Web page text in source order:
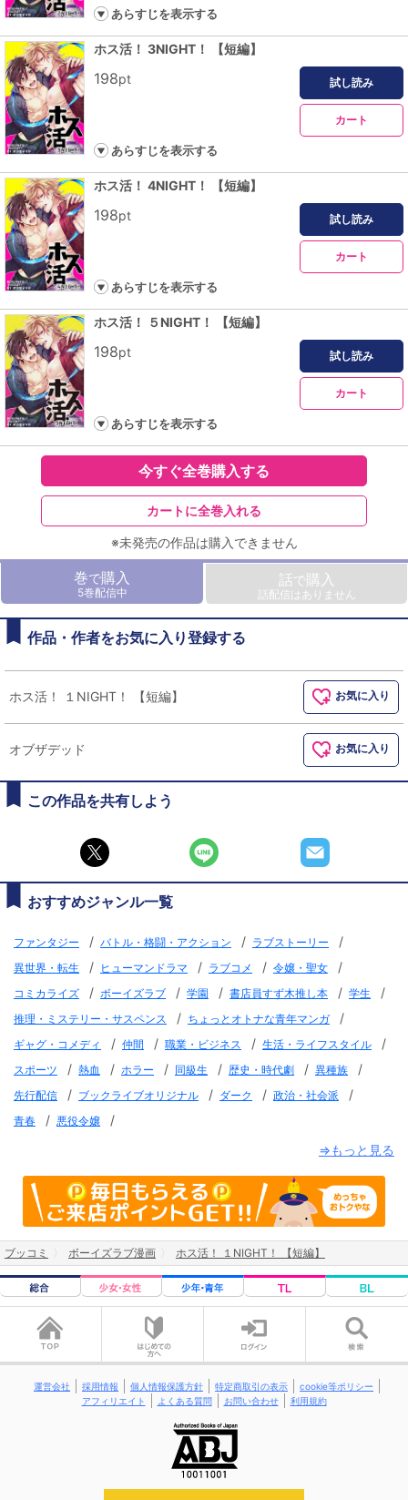
あらすじを表示する
ホス活！ 3NIGHT！ 【短編】
198pt 試し読み
カート
あらすじを表示する
ホス活！ 4NIGHT！ 【短編】
198pt 試し読み
カート
あらすじを表示する
ホス活！ ５NIGHT！ 【短編】
198pt 試し読み
カート
あらすじを表示する
今すぐ全巻購入する
カートに全巻入れる
※未発売の作品は購入できません
巻で購入
5巻配信中
話で購入
話配信はありません
作品・作者をお気に入り登録する
ホス活！ １NIGHT！ 【短編】 お気に入り
オブザデッド お気に入り
この作品を共有しよう
おすすめジャンル一覧
ファンタジー / バトル・格闘・アクション / ラブストーリー /
異世界・転生 / ヒューマンドラマ / ラブコメ / 令嬢・聖女 /
コミカライズ / ボーイズラブ / 学園 / 書店員すず木推し本 / 学生 /
推理・ミステリー・サスペンス / ちょっとオトナな青年マンガ /
ギャグ・コメディ / 仲間 / 職業・ビジネス / 生活・ライフスタイル /
スポーツ / 熱血 / ホラー / 同級生 / 歴史・時代劇 / 異種族 /
先行配信 / ブックライブオリジナル / ダーク / 政治・社会派 /
青春 / 悪役令嬢
/
⇒もっと見る
ブッコミ ボーイズラブ漫画 ホス活！ １NIGHT！ 【短編】
運営会社 採用情報 個人情報保護方針 特定商取引の表示
cookie等ポリシー
アフィリエイト
よくある質問 お問い合わせ 利用規約